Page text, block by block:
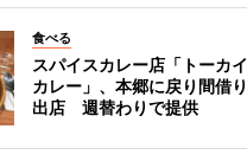
食べる
スパイスカレー店「トーカイ
カレー」、本郷に戻り間借り
出店 週替わりで提供